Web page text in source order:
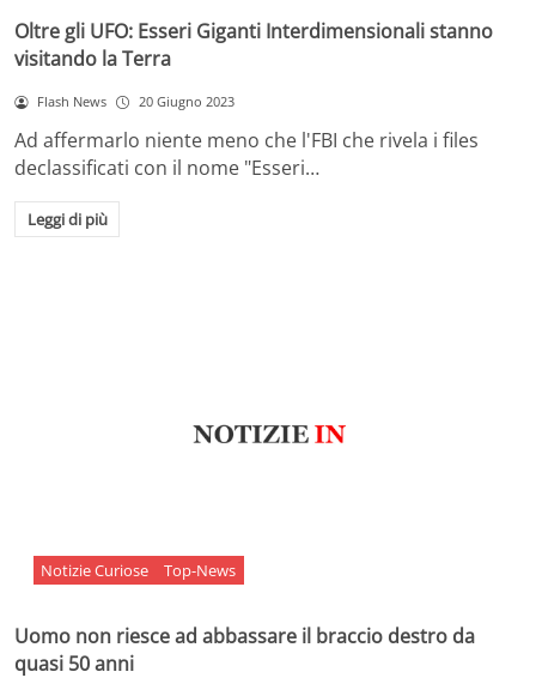
Oltre gli UFO: Esseri Giganti Interdimensionali stanno
visitando la Terra
Flash News 20 Giugno 2023
Ad affermarlo niente meno che l'FBI che rivela i files
declassificati con il nome "Esseri…
Leggi di più
Notizie Curiose Top-News
Uomo non riesce ad abbassare il braccio destro da
quasi 50 anni